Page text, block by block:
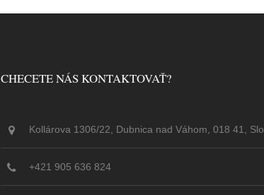
CHECETE NÁS KONTAKTOVAŤ?
Kollárova 1306/22, Dubnica nad Váhom, 018 41,
+421 905 636 824